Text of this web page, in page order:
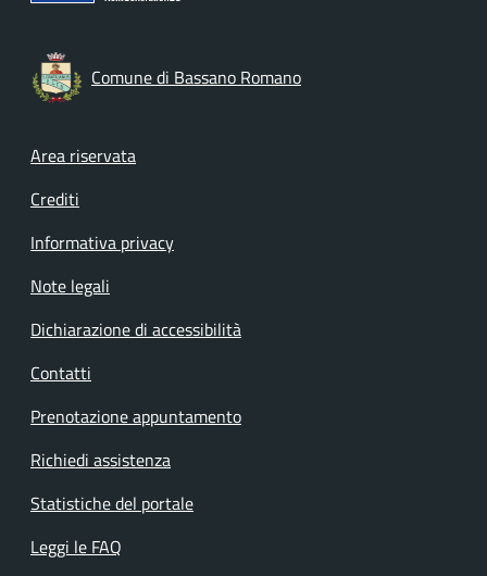
Comune di Bassano Romano
Footer menu
Area riservata
Crediti
Informativa privacy
Note legali
Dichiarazione di accessibilità
Contatti
Prenotazione appuntamento
Richiedi assistenza
Statistiche del portale
Leggi le FAQ